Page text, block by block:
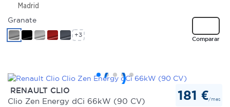
Madrid
Comparar
Granate
+3
RENAULT CLIO
Clio Zen Energy dCi 66kW (90 CV)
181 €/mes